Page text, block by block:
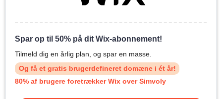
Spar op til 50% på dit Wix-abonnement!
Tilmeld dig en årlig plan, og spar en masse.
Og få et gratis brugerdefineret domæne i ét år!
80% af brugere foretrækker Wix over Simvoly